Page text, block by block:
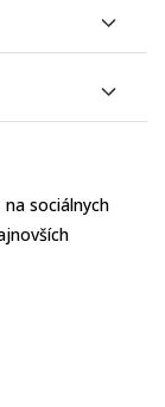
sociálnych